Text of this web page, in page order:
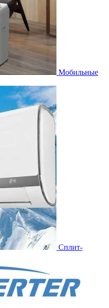
Мобильные
Сплит-